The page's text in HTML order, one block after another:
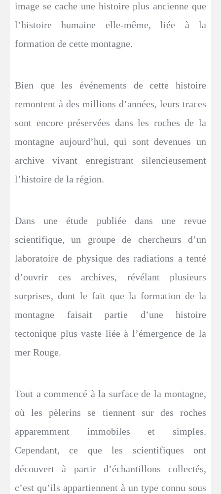
image se cache une histoire plus ancienne que
l’histoire humaine elle-même, liée à la
formation de cette montagne.
Bien que les événements de cette histoire
remontent à des millions d’années, leurs traces
sont encore préservées dans les roches de la
montagne aujourd’hui, qui sont devenues un
archive vivant enregistrant silencieusement
l’histoire de la région.
Dans une étude publiée dans une revue
scientifique, un groupe de chercheurs d’un
laboratoire de physique des radiations a tenté
d’ouvrir ces archives, révélant plusieurs
surprises, dont le fait que la formation de la
montagne faisait partie d’une histoire
tectonique plus vaste liée à l’émergence de la
mer Rouge.
Tout a commencé à la surface de la montagne,
où les pèlerins se tiennent sur des roches
apparemment immobiles et simples.
Cependant, ce que les scientifiques ont
découvert à partir d’échantillons collectés,
c’est qu’ils appartiennent à un type connu sous